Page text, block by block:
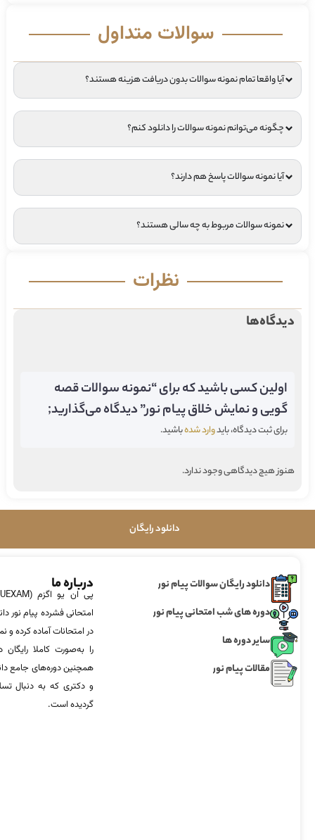
سوالات متداول
آیا واقعا تمام نمونه سوالات بدون دریافت هزینه هستند؟
چگونه می‌توانم نمونه سوالات را دانلود کنم؟
آیا نمونه سوالات پاسخ هم دارند؟
نمونه سوالات مربوط به چه سالی هستند؟
نظرات
دیدگاه‌ها
اولین کسی باشید که برای “نمونه سوالات قصه
گویی و نمایش خلاق پیام نور” دیدگاه می‌گذارید;
برای ثبت دیدگاه، بایدوارد شدهباشید.
هنوز هیچ دیدگاهی وجود ندارد.
دانلود رایگان
دانلود رایگان سوالات پیام نور
دوره های شب امتحانی پیام نور
سایر دوره ها
مقالات پیام نور
درباره ما
امتحانی فشرده پیام نور
در امتحانات آماده‌ کرده
را به‌صورت کاملا
همچنین دوره‌های جامع
و دکتری که به دنبال
گردیده است.